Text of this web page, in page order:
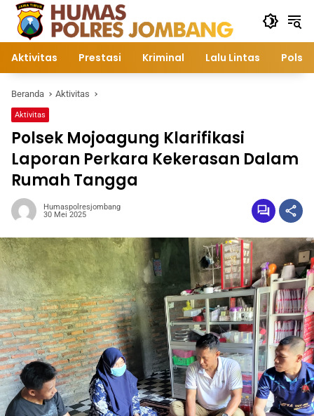
Langsung
konten
Aktivitas Prestasi Kriminal Lalu Lintas
Beranda Aktivitas
Aktivitas
Polsek Mojoagung Klarifikasi
Laporan Perkara Kekerasan Dalam
Rumah Tangga
Humaspolresjombang
30 Mei 2025